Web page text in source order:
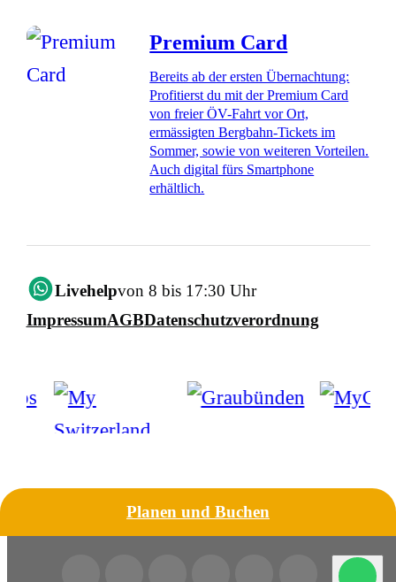
Premium Card
Bereits ab der ersten Übernachtung:
Profitierst du mit der Premium Card
von freier ÖV-Fahrt vor Ort,
ermässigten Bergbahn-Tickets im
Sommer, sowie von weiteren Vorteilen.
Auch digital fürs Smartphone
erhältlich.
Livehelpvon 8 bis 17:30 Uhr
ImpressumAGBDatenschutzverordnung
Planen und Buchen